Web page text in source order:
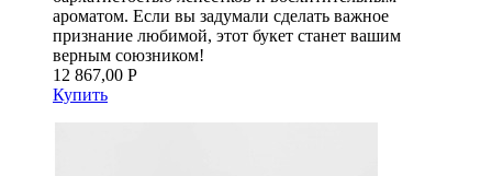
ароматом. Если вы задумали сделать важное
признание любимой, этот букет станет вашим
верным союзником!
12 867,00 Р
Купить